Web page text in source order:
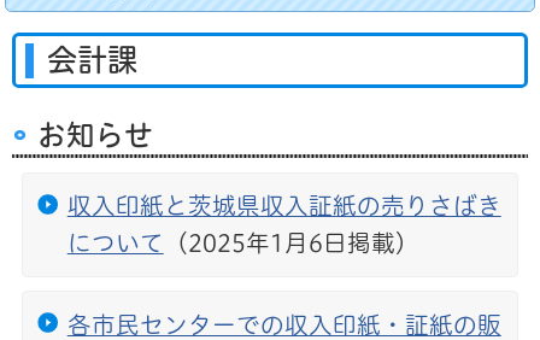
会計課
お知らせ
収入印紙と茨城県収入証紙の売りさばき
について
（2025年1月6日掲載）
各市民センターでの収入印紙・証紙の販